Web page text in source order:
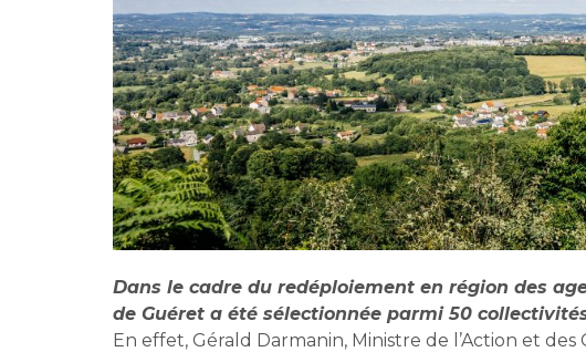
Dans le cadre du redéploiement en région des
de Guéret a été sélectionnée parmi 50
En effet, Gérald Darmanin, Ministre de l’Action et